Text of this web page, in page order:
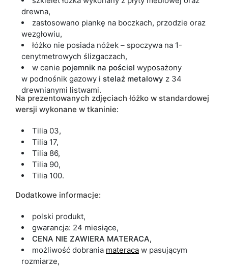
drewna,
zastosowano piankę na boczkach, przodzie oraz
wezgłowiu,
łóżko nie posiada nóżek – spoczywa na 1-
cenytmetrowych ślizgaczach,
w cenie pojemnik na pościel wyposażony
w podnośnik gazowy i stelaż metalowy z 34
drewnianymi listwami.
Na prezentowanych zdjęciach łóżko w standardowej
wersji wykonane w tkaninie:
Tilia 03,
Tilia 17,
Tilia 86,
Tilia 90,
Tilia 100.
Dodatkowe informacje:
polski produkt,
gwarancja: 24 miesiące,
CENA NIE ZAWIERA MATERACA,
możliwość dobrania materaca w pasującym
rozmiarze,